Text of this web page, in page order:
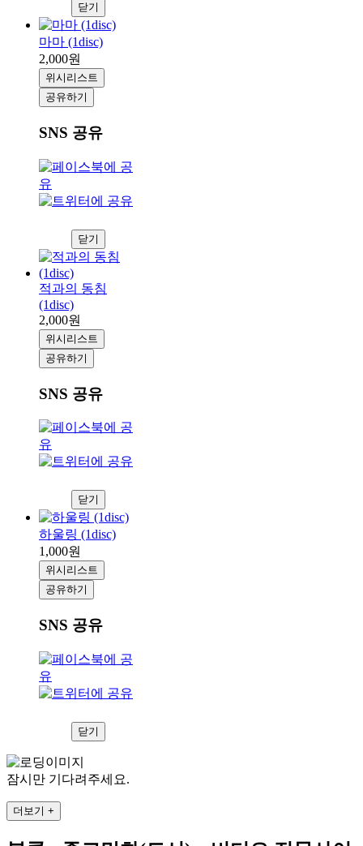
닫기
마마 (1disc)
2,000원
위시리스트
공유하기
SNS 공유
닫기
적과의 동침
(1disc)
2,000원
위시리스트
공유하기
SNS 공유
닫기
하울링 (1disc)
1,000원
위시리스트
공유하기
SNS 공유
닫기
잠시만 기다려주세요.
더보기 +